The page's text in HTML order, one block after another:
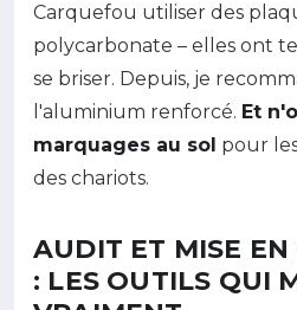
Carquefou utiliser des
polycarbonate – elles ont
se briser. Depuis, je
l'aluminium renforcé. Et
marquages au sol pour
des chariots.
AUDIT ET MISE EN
: LES OUTILS QUI